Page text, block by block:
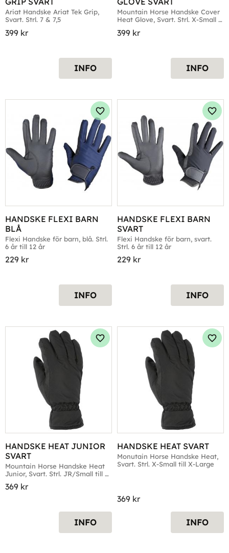
Ariat Handske Ariat Tek Grip,
Svart. Strl. 7 & 7,5
399 kr
INFO
Mountain Horse Handske Cover
Heat Glove, Svart. Strl. X-Small
399 kr
INFO
HANDSKE FLEXI BARN
BLÅ
Flexi Handske för barn, blå. Strl.
6 år till 12 år
229 kr
Lägg till i favoriter
INFO
HANDSKE FLEXI BARN
SVART
Flexi Handske för barn, svart.
Strl. 6 år till 12 år
229 kr
INFO
HANDSKE HEAT JUNIOR
SVART
Mountain Horse Handske Heat
Junior, Svart. Strl. JR/Small till
369 kr
Lägg till i favoriter
INFO
HANDSKE HEAT SVART
Monutain Horse Handske Heat,
Svart. Strl. X-Small till X-Large
369 kr
INFO